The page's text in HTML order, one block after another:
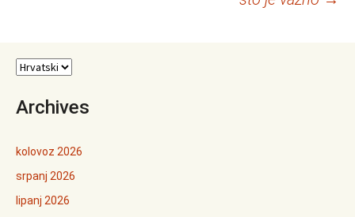
Archives
kolovoz 2026
srpanj 2026
lipanj 2026